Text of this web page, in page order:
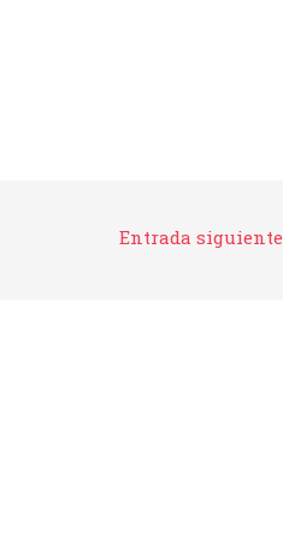
Entrada siguiente